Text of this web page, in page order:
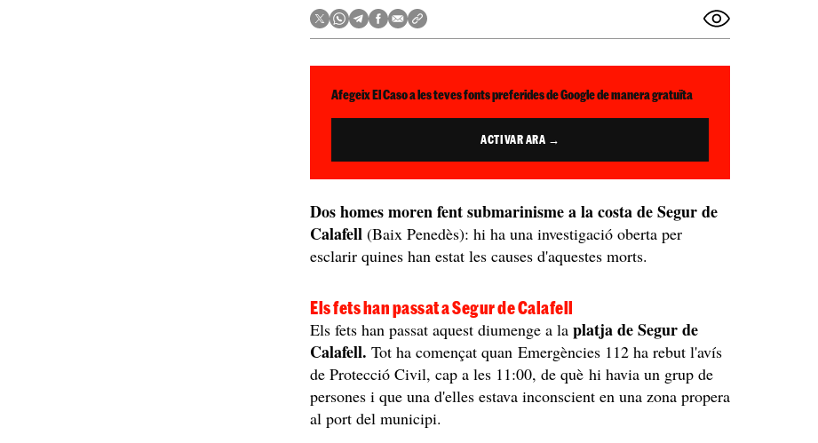
Afegeix El Caso a les teves fonts preferides de Google de manera gratuïta
ACTIVAR ARA →
Dos homes moren fent submarinisme a la costa de Segur de
Calafell (Baix Penedès): hi ha una investigació oberta per
esclarir quines han estat les causes d'aquestes morts.
Els fets han passat a Segur de Calafell
Els fets han passat aquest diumenge a la platja de Segur de
Calafell. Tot ha començat quan Emergències 112 ha rebut l'avís
de Protecció Civil, cap a les 11:00, de què hi havia un grup de
persones i que una d'elles estava inconscient en una zona propera
al port del municipi.